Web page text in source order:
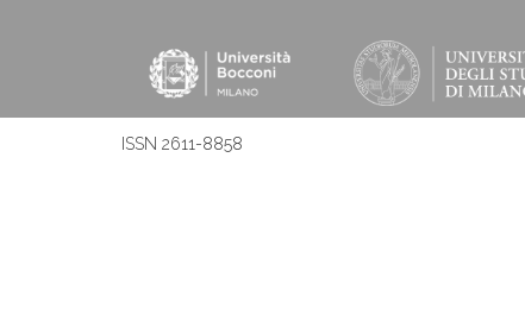
ISSN 2611-8858